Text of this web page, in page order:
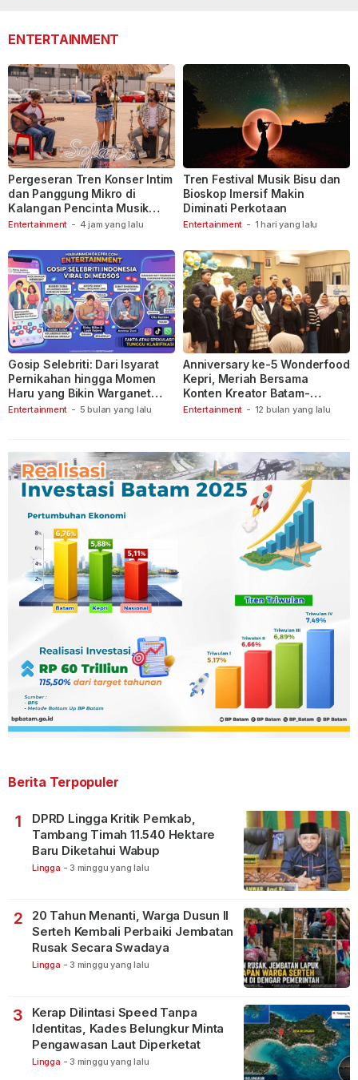
ENTERTAINMENT
Entertainment - 4 jam yang lalu
Pergeseran Tren Konser Intim
dan Panggung Mikro di
Kalangan Pencinta Musik
Indonesia
Entertainment - 1 hari yang lalu
Tren Festival Musik Bisu dan
Bioskop Imersif Makin
Diminati Perkotaan
Entertainment - 5 bulan yang lalu
Gosip Selebriti: Dari Isyarat
Pernikahan hingga Momen
Haru yang Bikin Warganet
Berspekulasi
Entertainment - 12 bulan yang lalu
Anniversary ke-5 Wonderfood
Kepri, Meriah Bersama
Konten Kreator Batam-
Tanjungpinang
Berita Terpopuler
1
DPRD Lingga Kritik Pemkab,
Tambang Timah 11.540 Hektare
Baru Diketahui Wabup
Lingga - 3 minggu yang lalu
2
20 Tahun Menanti, Warga Dusun II
Serteh Kembali Perbaiki Jembatan
Rusak Secara Swadaya
Lingga - 3 minggu yang lalu
3
Kerap Dilintasi Speed Tanpa
Identitas, Kades Belungkur Minta
Pengawasan Laut Diperketat
Lingga - 3 minggu yang lalu